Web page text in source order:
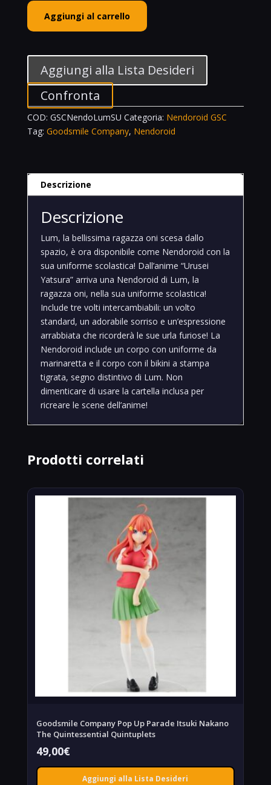
Goodsmile
Company
Nendoroid
Uniform
1745
Urusei
Yatsura
quantità
Aggiungi al carrello
Aggiungi alla Lista Desideri
Confronta
COD: GSCNendoLumSU Categoria: Nendoroid GSC
Tag: Goodsmile Company, Nendoroid
Descrizione
Descrizione
Lum, la bellissima ragazza oni scesa dallo
spazio, è ora disponibile come Nendoroid con la
sua uniforme scolastica! Dall’anime “Urusei
Yatsura” arriva una Nendoroid di Lum, la
ragazza oni, nella sua uniforme scolastica!
Include tre volti intercambiabili: un volto
standard, un adorabile sorriso e un’espressione
arrabbiata che ricorderà le sue urla furiose! La
Nendoroid include un corpo con uniforme da
marinaretta e il corpo con il bikini a stampa
tigrata, segno distintivo di Lum. Non
dimenticare di usare la cartella inclusa per
ricreare le scene dell’anime!
Prodotti correlati
Goodsmile Company Pop Up Parade Itsuki Nakano
The Quintessential Quintuplets
49,00€
Aggiungi alla Lista Desideri